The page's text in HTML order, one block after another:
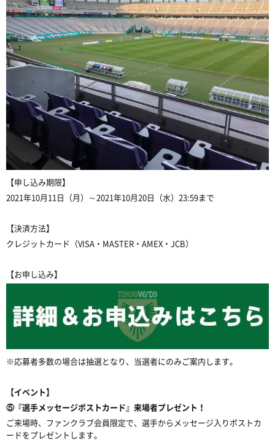
【申し込み期限】
2021年10月11日（月）～2021年10月20日（水）23:59まで
【決済方法】
クレジットカード（VISA・MASTER・AMEX・JCB）
【お申し込み】
※応募者多数の場合は抽選となり、当選者にのみご案内します。
【イベント】
⑤『選手メッセージポストカード』来場者プレゼント！
ご来場時、ファンクラブ会員限定で、選手からメッセージ入りポストカ
ードをプレゼントします。